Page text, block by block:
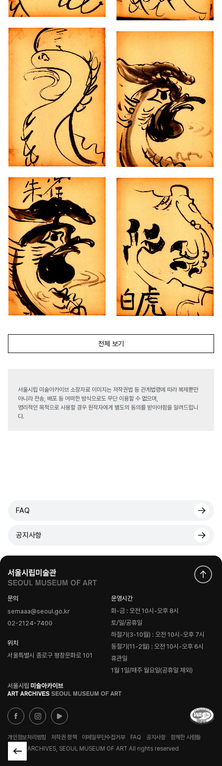
전체 보기
서울시립 미술아카이브 소장자료 이미지는 저작권법 등 관계법령에 따라 복제뿐만
아니라 전송, 배포 등 어떠한 방식으로도 무단 이용할 수 없으며,
영리적인 목적으로 사용할 경우 원작자에게 별도의 동의를 받아야함을 알려드립니
다.
FAQ
공지사항
문의
semaaa@seoul.go.kr
02-2124-7400
위치
서울특별시 종로구 평창문화로 101
운영시간
화-금 : 오전 10시-오후 8시
토/일/공휴일
하절기(3-10월) : 오전 10시-오후 7시
동절기(11-2월) : 오전 10시-오후 6시
휴관일
1월 1일/매주 월요일(공휴일 제외)
로
고
개인정보처리방침 저작권 정책 이메일무단수집거부 FAQ 공지사항
함께한 사람들
© ART ARCHIVES, SEOUL MUSEUM OF ART All rights reserved